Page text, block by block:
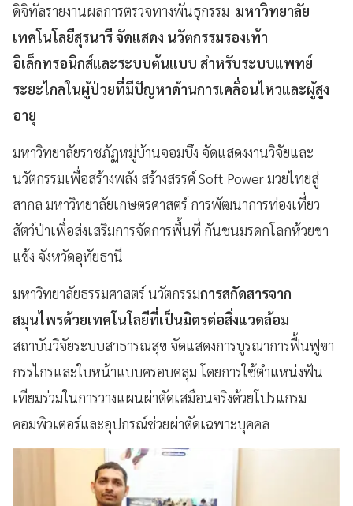
ดิจิทัลรายงานผลการตรวจทางพันธุกรรม มหาวิทยาลัย
เทคโนโลยีสุรนารี จัดแสดง นวัตกรรมรองเท้า
อิเล็กทรอนิกส์และระบบต้นแบบ สำหรับระบบแพทย์
ระยะไกลในผู้ป่วยที่มีปัญหาด้านการเคลื่อนไหวและผู้สูง
อายุ
มหาวิทยาลัยราชภัฏหมู่บ้านจอมบึง จัดแสดงงานวิจัยและ
นวัตกรรมเพื่อสร้างพลัง สร้างสรรค์ Soft Power มวยไทยสู่
สากล มหาวิทยาลัยเกษตรศาสตร์ การพัฒนาการท่องเที่ยว
สัตว์ป่าเพื่อส่งเสริมการจัดการพื้นที่ กันชนมรดกโลกห้วยขา
แข้ง จังหวัดอุทัยธานี
มหาวิทยาลัยธรรมศาสตร์ นวัตกรรมการสกัดสารจาก
สมุนไพรด้วยเทคโนโลยีที่เป็นมิตรต่อสิ่งแวดล้อม
สถาบันวิจัยระบบสาธารณสุข จัดแสดงการบูรณาการฟื้นฟูขา
กรรไกรและใบหน้าแบบครอบคลุม โดยการใช้ตำแหน่งฟัน
เทียมร่วมในการวางแผนผ่าตัดเสมือนจริงด้วยโปรแกรม
คอมพิวเตอร์และอุปกรณ์ช่วยผ่าตัดเฉพาะบุคคล